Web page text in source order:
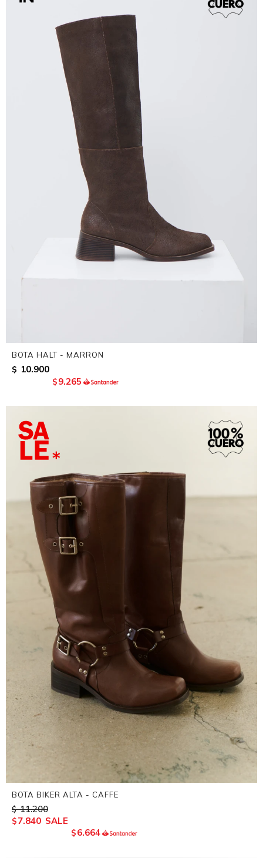
BOTA HALT - MARRON
$ 10.900
$9.265
BOTA BIKER ALTA - CAFFE
$ 11.200
$7.840
$6.664